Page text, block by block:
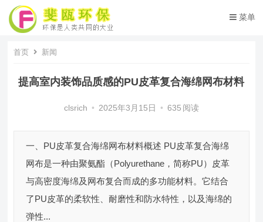
菜单
首页 新闻
提高室内装饰品质感的PU皮革复合海绵网布材料
clsrich • 2025年3月15日 • 635 阅读
一、PU皮革复合海绵网布材料概述 PU皮革复合海绵
网布是一种由聚氨酯（Polyurethane，简称PU）皮革
与高密度海绵及网布复合而成的多功能材料。它结合
了PU皮革的柔软性、耐磨性和防水特性，以及海绵的
弹性...